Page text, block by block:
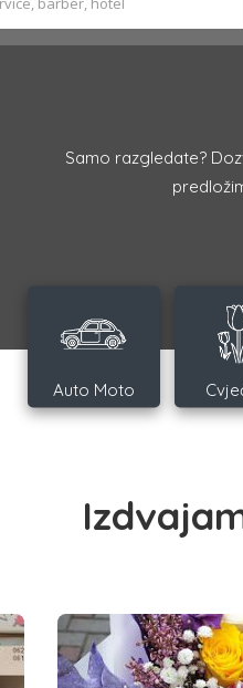
Samo razgledate?
Auto Moto